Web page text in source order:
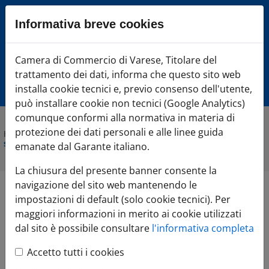
Sezione salto blocchi
Vai alla sezione dedicata alle informazioni correlate
Vai al footer
Camera di Commercio Varese
Home»Attività e progetti»Internazionalizzazione: strategie e
scenari futuri nei mercati globali
Internazionalizzazione:
strategie e scenari futuri nei
Informativa breve cookies
Camera di Commercio di Varese, Titolare del
trattamento dei dati, informa che questo sito web
installa cookie tecnici e, previo consenso dell'utente,
può installare cookie non tecnici (Google Analytics)
comunque conformi alla normativa in materia di
protezione dei dati personali e alle linee guida
emanate dal Garante italiano.
La chiusura del presente banner consente la
navigazione del sito web mantenendo le
impostazioni di default (solo cookie tecnici). Per
maggiori informazioni in merito ai cookie utilizzati
dal sito è possibile consultare l'informativa completa
Accetto tutti i cookies